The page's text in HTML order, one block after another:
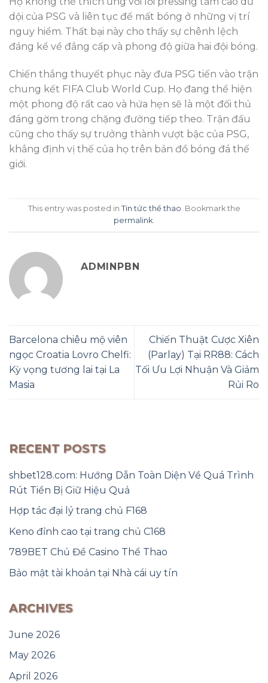
dội của PSG và liên tục để mất bóng ở những vị trí
nguy hiểm. Thất bại này cho thấy sự chênh lệch
đáng kể về đẳng cấp và phong độ giữa hai đội bóng.
Chiến thắng thuyết phục này đưa PSG tiến vào trận
chung kết FIFA Club World Cup. Họ đang thể hiện
một phong độ rất cao và hứa hẹn sẽ là một đối thủ
đáng gờm trong chặng đường tiếp theo. Trận đấu
cũng cho thấy sự trưởng thành vượt bậc của PSG,
khẳng định vị thế của họ trên bản đồ bóng đá thế
giới.
This entry was posted in Tin tức thể thao. Bookmark the
permalink.
ADMINPBN
Barcelona chiêu mộ viên
ngọc Croatia Lovro Chelfi:
Kỳ vọng tương lai tại La
Masia
Chiến Thuật Cược Xiên
(Parlay) Tại RR88: Cách
Tối Ưu Lợi Nhuận Và Giảm
Rủi Ro
RECENT POSTS
shbet128.com: Hướng Dẫn Toàn Diện Về Quá Trình
Rút Tiền Bị Giữ Hiệu Quả
Hợp tác đại lý trang chủ F168
Keno đỉnh cao tại trang chủ C168
789BET Chủ Đề Casino Thể Thao
Bảo mật tài khoản tại Nhà cái uy tín
ARCHIVES
June 2026
May 2026
April 2026